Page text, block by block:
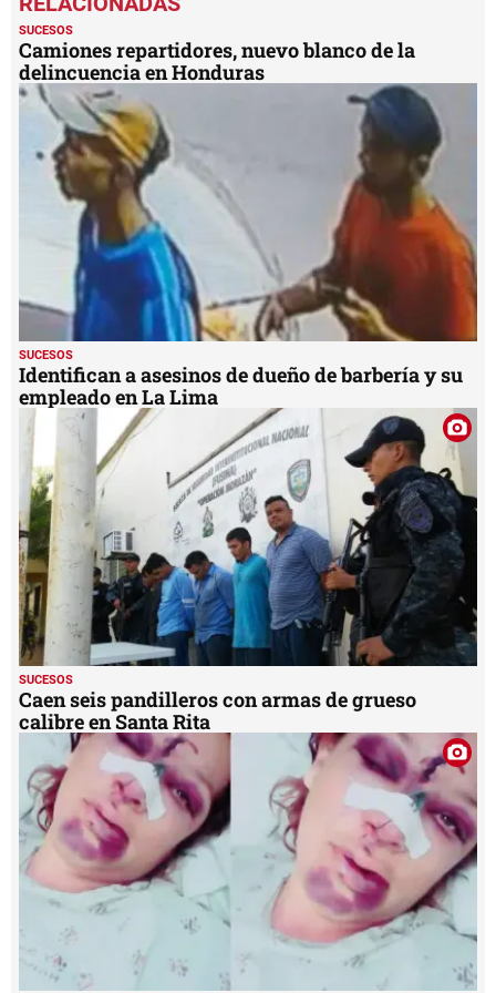
of
1
minute,
50
seconds
SUCESOS
Camiones repartidores, nuevo blanco de la
delincuencia en Honduras
SUCESOS
Identifican a asesinos de dueño de barbería y su
empleado en La Lima
SUCESOS
Caen seis pandilleros con armas de grueso
calibre en Santa Rita